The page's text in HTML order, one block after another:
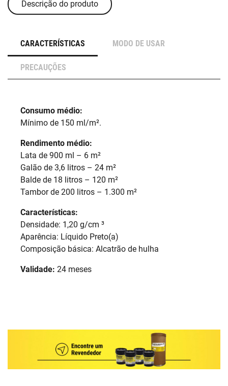
Descrição do produto
CARACTERÍSTICAS MODO DE USAR
PRECAUÇÕES
Consumo médio:
Mínimo de 150 ml/m².
Rendimento médio:
Lata de 900 ml – 6 m²
Galão de 3,6 litros – 24 m²
Balde de 18 litros – 120 m²
Tambor de 200 litros – 1.300 m²
Características:
Densidade: 1,20 g/cm ³
Aparência: Líquido Preto(a)
Composição básica: Alcatrão de hulha
Validade: 24 meses